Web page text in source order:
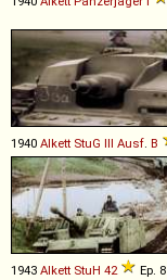
1940 Alkett StuG III Ausf. B
1943 Alkett StuH 42 Ep. 8